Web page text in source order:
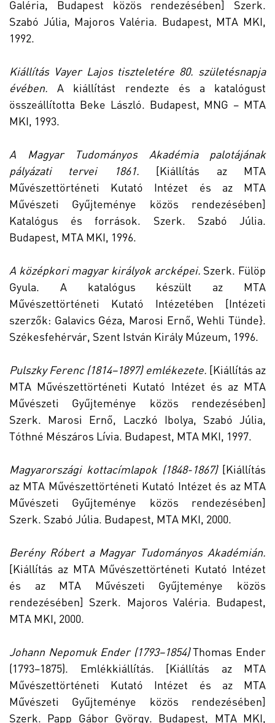
Galéria, Budapest közös rendezésében] Szerk.
Szabó Júlia, Majoros Valéria. Budapest, MTA MKI,
1992.
Kiállítás Vayer Lajos tiszteletére 80. születésnapja
évében. A kiállítást rendezte és a katalógust
összeállította Beke László. Budapest, MNG – MTA
MKI, 1993.
A Magyar Tudományos Akadémia palotájának
pályázati tervei 1861. [Kiállítás az MTA
Művészettörténeti Kutató Intézet és az MTA
Művészeti Gyűjteménye közös rendezésében]
Katalógus és források. Szerk. Szabó Júlia.
Budapest, MTA MKI, 1996.
A középkori magyar királyok arcképei. Szerk. Fülöp
Gyula. A katalógus készült az MTA
Művészettörténeti Kutató Intézetében [Intézeti
szerzők: Galavics Géza, Marosi Ernő, Wehli Tünde}.
Székesfehérvár, Szent István Király Múzeum, 1996.
Pulszky Ferenc (1814–1897) emlékezete. [Kiállítás az
MTA Művészettörténeti Kutató Intézet és az MTA
Művészeti Gyűjteménye közös rendezésében]
Szerk. Marosi Ernő, Laczkó Ibolya, Szabó Júlia,
Tóthné Mészáros Lívia. Budapest, MTA MKI, 1997.
Magyarországi kottacímlapok (1848-1867)[Kiállítás
az MTA Művészettörténeti Kutató Intézet és az MTA
Művészeti Gyűjteménye közös rendezésében]
Szerk. Szabó Júlia. Budapest, MTA MKI, 2000.
Berény Róbert a Magyar Tudományos Akadémián.
[Kiállítás az MTA Művészettörténeti Kutató Intézet
és az MTA Művészeti Gyűjteménye közös
rendezésében] Szerk. Majoros Valéria. Budapest,
MTA MKI, 2000.
Johann Nepomuk Ender (1793–1854)Thomas Ender
(1793–1875). Emlékkiállítás. [Kiállítás az MTA
Művészettörténeti Kutató Intézet és az MTA
Művészeti Gyűjteménye közös rendezésében]
Szerk. Papp Gábor György. Budapest, MTA MKI,